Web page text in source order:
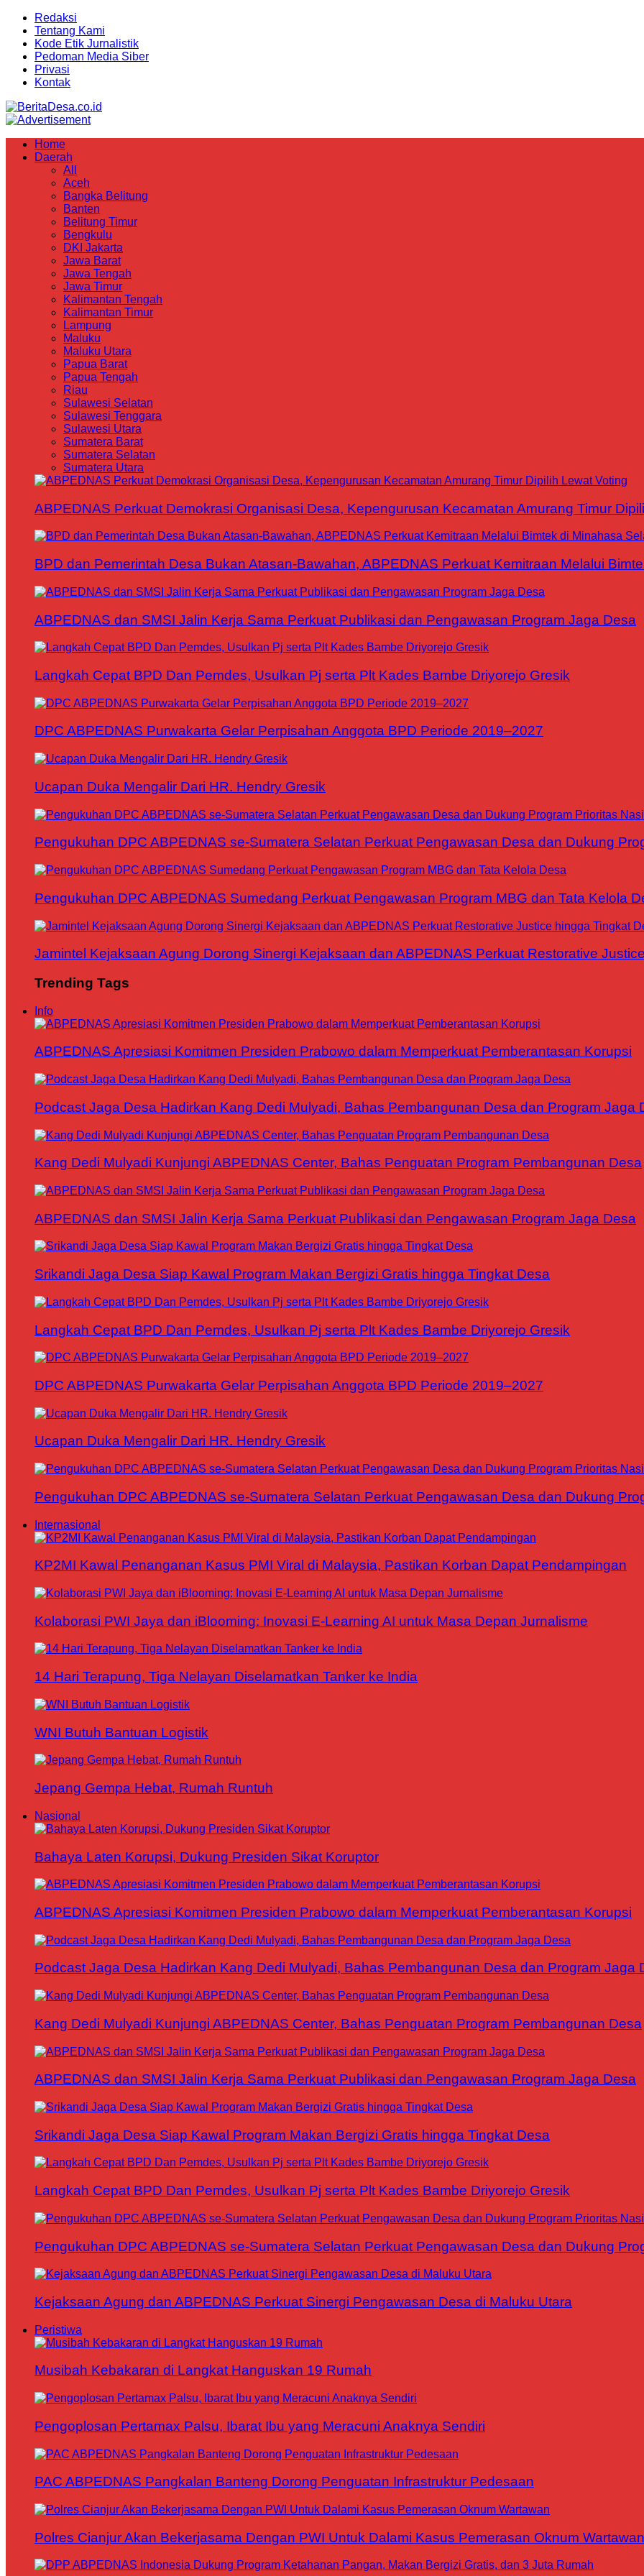
Redaksi
Tentang Kami
Kode Etik Jurnalistik
Pedoman Media Siber
Privasi
Kontak
Home
Daerah
All
Aceh
Bangka Belitung
Banten
Belitung Timur
Bengkulu
DKI Jakarta
Jawa Barat
Jawa Tengah
Jawa Timur
Kalimantan Tengah
Kalimantan Timur
Lampung
Maluku
Maluku Utara
Papua Barat
Papua Tengah
Riau
Sulawesi Selatan
Sulawesi Tenggara
Sulawesi Utara
Sumatera Barat
Sumatera Selatan
Sumatera Utara
ABPEDNAS Perkuat Demokrasi Organisasi Desa, Kepengurusan Kecamatan Amurang Timur
BPD dan Pemerintah Desa Bukan Atasan-Bawahan, ABPEDNAS Perkuat Kemitraan Melalui
ABPEDNAS dan SMSI Jalin Kerja Sama Perkuat Publikasi dan Pengawasan Program Jaga Desa
Langkah Cepat BPD Dan Pemdes, Usulkan Pj serta Plt Kades Bambe Driyorejo Gresik
DPC ABPEDNAS Purwakarta Gelar Perpisahan Anggota BPD Periode 2019–2027
Ucapan Duka Mengalir Dari HR. Hendry Gresik
Pengukuhan DPC ABPEDNAS se-Sumatera Selatan Perkuat Pengawasan Desa dan Dukung
Pengukuhan DPC ABPEDNAS Sumedang Perkuat Pengawasan Program MBG dan Tata Kelola
Jamintel Kejaksaan Agung Dorong Sinergi Kejaksaan dan ABPEDNAS Perkuat Restorative
Trending Tags
Info
ABPEDNAS Apresiasi Komitmen Presiden Prabowo dalam Memperkuat Pemberantasan Korupsi
Podcast Jaga Desa Hadirkan Kang Dedi Mulyadi, Bahas Pembangunan Desa dan Program Jaga
Kang Dedi Mulyadi Kunjungi ABPEDNAS Center, Bahas Penguatan Program Pembangunan Desa
ABPEDNAS dan SMSI Jalin Kerja Sama Perkuat Publikasi dan Pengawasan Program Jaga Desa
Srikandi Jaga Desa Siap Kawal Program Makan Bergizi Gratis hingga Tingkat Desa
Langkah Cepat BPD Dan Pemdes, Usulkan Pj serta Plt Kades Bambe Driyorejo Gresik
DPC ABPEDNAS Purwakarta Gelar Perpisahan Anggota BPD Periode 2019–2027
Ucapan Duka Mengalir Dari HR. Hendry Gresik
Pengukuhan DPC ABPEDNAS se-Sumatera Selatan Perkuat Pengawasan Desa dan Dukung
Internasional
KP2MI Kawal Penanganan Kasus PMI Viral di Malaysia, Pastikan Korban Dapat Pendampingan
Kolaborasi PWI Jaya dan iBlooming: Inovasi E-Learning AI untuk Masa Depan Jurnalisme
14 Hari Terapung, Tiga Nelayan Diselamatkan Tanker ke India
WNI Butuh Bantuan Logistik
Jepang Gempa Hebat, Rumah Runtuh
Nasional
Bahaya Laten Korupsi, Dukung Presiden Sikat Koruptor
ABPEDNAS Apresiasi Komitmen Presiden Prabowo dalam Memperkuat Pemberantasan Korupsi
Podcast Jaga Desa Hadirkan Kang Dedi Mulyadi, Bahas Pembangunan Desa dan Program Jaga
Kang Dedi Mulyadi Kunjungi ABPEDNAS Center, Bahas Penguatan Program Pembangunan Desa
ABPEDNAS dan SMSI Jalin Kerja Sama Perkuat Publikasi dan Pengawasan Program Jaga Desa
Srikandi Jaga Desa Siap Kawal Program Makan Bergizi Gratis hingga Tingkat Desa
Langkah Cepat BPD Dan Pemdes, Usulkan Pj serta Plt Kades Bambe Driyorejo Gresik
Pengukuhan DPC ABPEDNAS se-Sumatera Selatan Perkuat Pengawasan Desa dan Dukung
Kejaksaan Agung dan ABPEDNAS Perkuat Sinergi Pengawasan Desa di Maluku Utara
Peristiwa
Musibah Kebakaran di Langkat Hanguskan 19 Rumah
Pengoplosan Pertamax Palsu, Ibarat Ibu yang Meracuni Anaknya Sendiri
PAC ABPEDNAS Pangkalan Banteng Dorong Penguatan Infrastruktur Pedesaan
Polres Cianjur Akan Bekerjasama Dengan PWI Untuk Dalami Kasus Pemerasan Oknum Wartawan